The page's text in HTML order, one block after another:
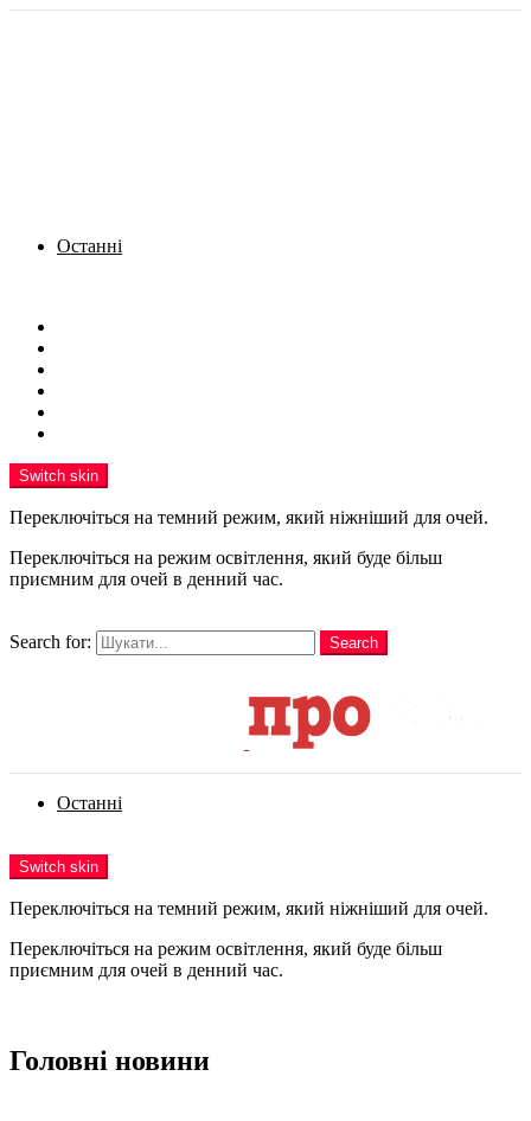
Останні
Switch skin
Переключіться на темний режим, який ніжніший для очей.
Переключіться на режим освітлення, який буде більш
приємним для очей в денний час.
Search for:
Search
Останні
Switch skin
Переключіться на темний режим, який ніжніший для очей.
Переключіться на режим освітлення, який буде більш
приємним для очей в денний час.
Головні новини